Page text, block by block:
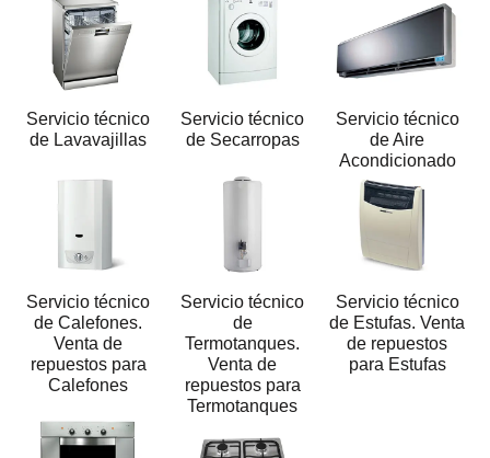
Servicio técnico
de Lavavajillas
Servicio técnico
de Secarropas
Servicio técnico
de Aire
Acondicionado
Servicio técnico
de Calefones.
Venta de
repuestos para
Calefones
Servicio técnico
de
Termotanques.
Venta de
repuestos para
Termotanques
Servicio técnico
de Estufas. Venta
de repuestos
para Estufas